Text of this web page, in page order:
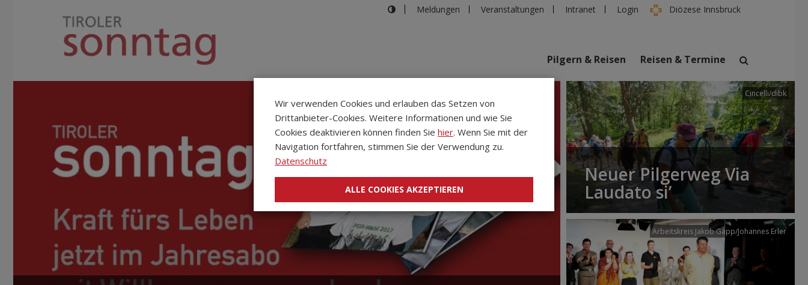
Meldungen Veranstaltungen Intranet Login Diözese Innsbruck
suchen
Veranstaltungen Personen
Pilgern & Reisen Reisen & Termine
Cincelli/dibk
Neuer Pilgerweg Via
Laudato si’
Arbeitskreis Jakob Gapp/Johannes Erler
Wir verwenden Cookies und erlauben das Setzen von
Drittanbieter-Cookies. Weitere Informationen und wie Sie
Cookies deaktivieren können finden Sie hier. Wenn Sie mit der
Navigation fortfahren, stimmen Sie der Verwendung zu.
Datenschutz
ALLE COOKIES AKZEPTIEREN